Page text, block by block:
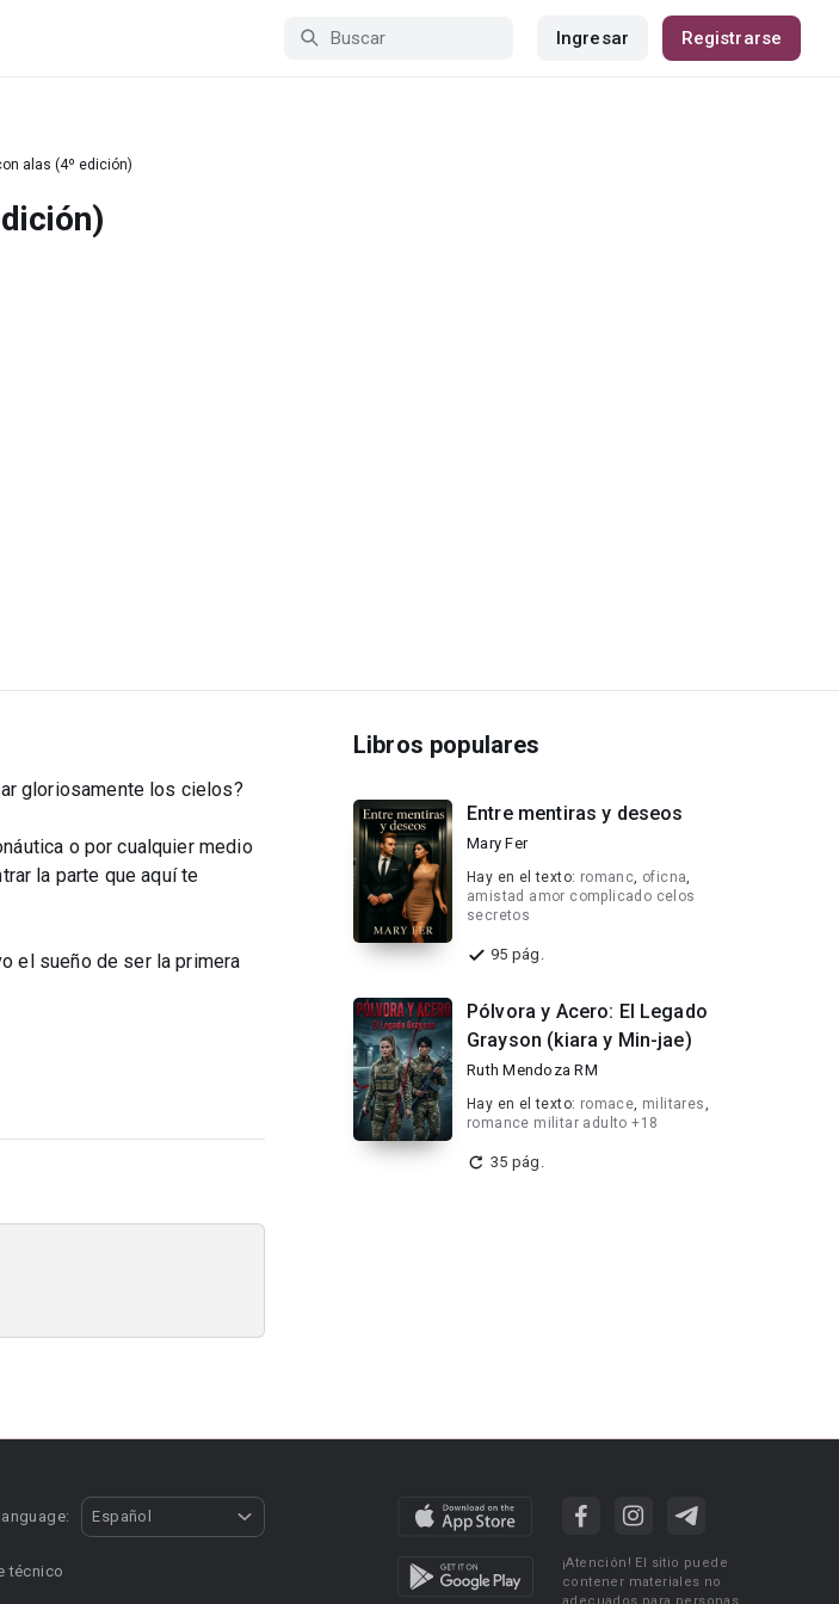
Ingresar Registrarse
alas (4º edición)
gloriosamente los cielos?
o por cualquier medio
la parte que aquí te
el sueño de ser la primera
Libros populares
Entre mentiras y deseos
Mary Fer
Hay en el texto: romanc, oficna,
amistad amor complicado celos
secretos
95 pág.
Pólvora y Acero: El Legado
Grayson (kiara y Min-jae)
Ruth Mendoza RM
Hay en el texto: romace, militares,
romance militar adulto +18
35 pág.
Español
técnico
¡Atención! El sitio puede
contener materiales no